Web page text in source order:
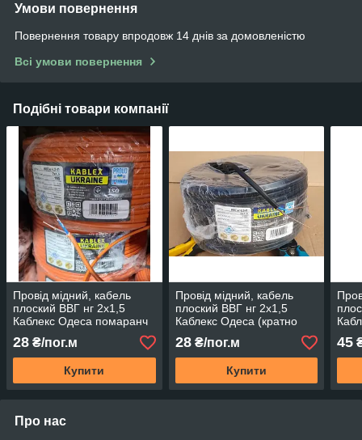
Умови повернення
Повернення товару впродовж 14 днів за домовленістю
Всі умови повернення
Подібні товари компанії
Провід мідний, кабель
плоский ВВГ нг 2х1,5
Каблекс Одеса помаранч
(кратно 5м)
ПОВНОМіРНИЙ
28 ₴/пог.м
Купити
Провід мідний, кабель
плоский ВВГ нг 2х1,5
Каблекс Одеса (кратно
5м) ПОВНОМіРНИЙ
28₴/пог.м
Купити
45
Про нас